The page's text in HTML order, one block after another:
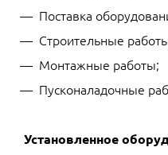
Поставка
Строительные
Монтажные работы;
Пусконаладочные
Установленное